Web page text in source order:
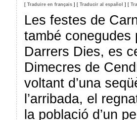
[ Traduire en français] [ Traducir al español ] [
Les festes de
també conegudes
Darrers Dies, es
Dimecres de
voltant d’una
l’arribada, el
la població d’un